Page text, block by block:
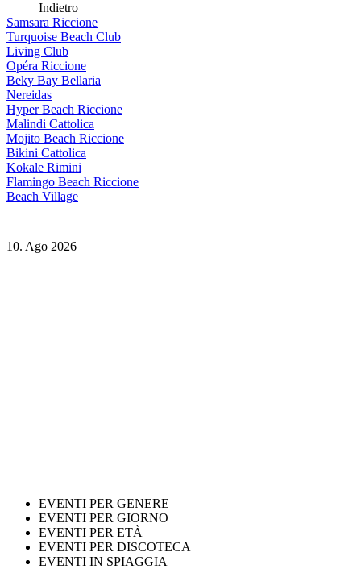
Indietro
Samsara Riccione
Turquoise Beach Club
Living Club
Opéra Riccione
Beky Bay Bellaria
Nereidas
Hyper Beach Riccione
Malindi Cattolica
Mojito Beach Riccione
Bikini Cattolica
Kokale Rimini
Flamingo Beach Riccione
Beach Village
10. Ago 2026
EVENTI PER GENERE
EVENTI PER GIORNO
EVENTI PER ETÀ
EVENTI PER DISCOTECA
EVENTI IN SPIAGGIA